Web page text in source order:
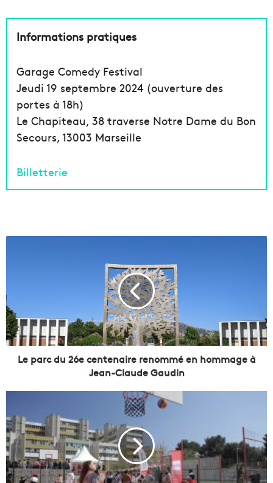
Informations pratiques
Garage Comedy Festival
Jeudi 19 septembre 2024 (ouverture des
portes à 18h)
Le Chapiteau, 38 traverse Notre Dame du Bon
Secours, 13003 Marseille
Billetterie
r
c
d
u
2
t
e
n
a
i
Le parc du 26e centenaire renommé en hommage à
Jean-Claude Gaudin
r
è
s
l
e